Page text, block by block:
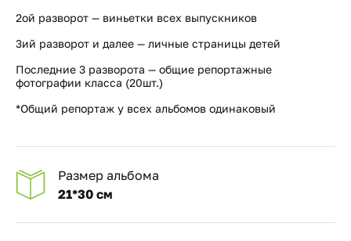
2ой разворот — виньетки всех выпускников
3ий разворот и далее — личные страницы детей
Последние 3 разворота — общие репортажные
фотографии класса (20шт.)
*Общий репортаж у всех альбомов одинаковый
Размер альбома
21*30 см